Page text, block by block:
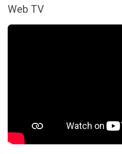
Web TV